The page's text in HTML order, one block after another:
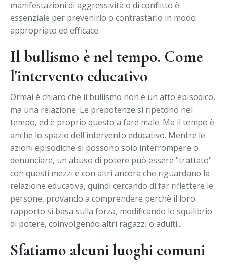
manifestazioni di aggressività o di conflitto è
essenziale per prevenirlo o contrastarlo in modo
appropriato ed efficace.
Il bullismo è nel tempo. Come
l'intervento educativo
Ormai è chiaro che il bullismo non è un atto episodico,
ma una relazione. Le prepotenze si ripetono nel
tempo, ed è proprio questo a fare male. Ma il tempo è
anche lo spazio dell'intervento educativo. Mentre le
azioni episodiche si possono solo interrompere o
denunciare, un abuso di potere può essere "trattato"
con questi mezzi e con altri ancora che riguardano la
relazione educativa, quindi cercando di far riflettere le
persone, provando a comprendere perchè il loro
rapporto si basa sulla forza, modificando lo squilibrio
di potere, coinvolgendo altri ragazzi o adulti...
Sfatiamo alcuni luoghi comuni